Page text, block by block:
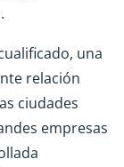
una
relación
ciudades
empresas